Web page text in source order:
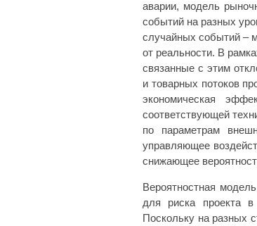
аварии, модель
событий на разных
случайных событий –
от реальности. В
связанные с этим
и товарных потоков
экономическая
соответствующей
по параметрам
управляющее
снижающее
Вероятностная
для риска проекта
Поскольку на разных